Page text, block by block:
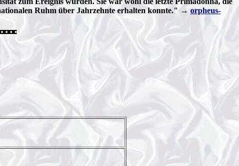
Ruhm über Jahrzehnte erhalten konnte." → orpheus-